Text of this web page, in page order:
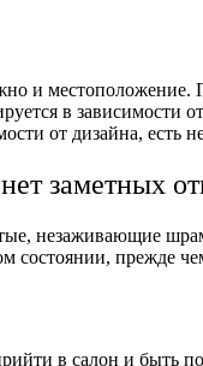
и местоположение.
в зависимости
от дизайна,
заметных
незаживающие
состоянии, прежде
в салон и быть